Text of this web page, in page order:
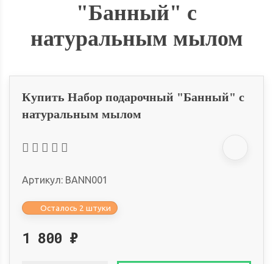
"Банный" с
натуральным мылом
Купить Набор подарочный "Банный" с
натуральным мылом
Артикул: BANN001
Осталось 2 штуки
1 800 ₽